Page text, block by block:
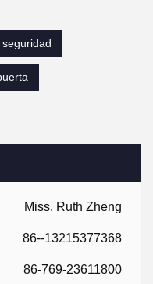
Miss. Ruth Zheng
86--13215377368
86-769-23611800